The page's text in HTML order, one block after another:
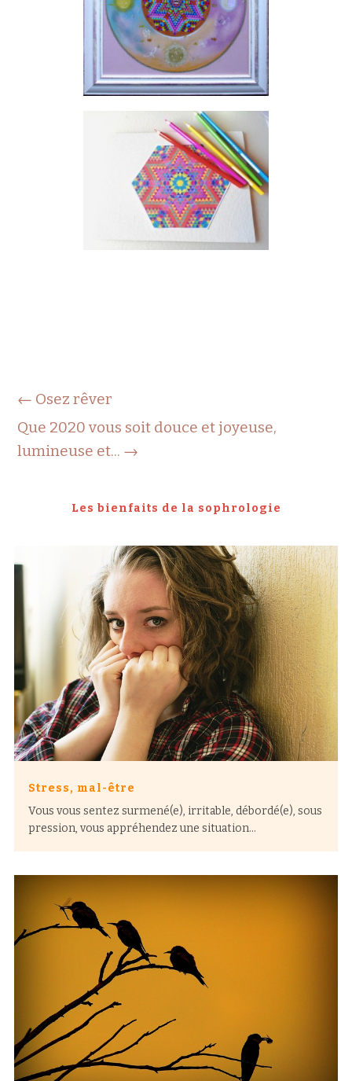
← Osez rêver
Que 2020 vous soit douce et joyeuse,
lumineuse et... →
Les bienfaits de la sophrologie
Stress, mal-être
Vous vous sentez surmené(e), irritable, débordé(e), sous
pression, vous appréhendez une situation...